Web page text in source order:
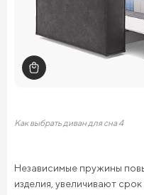
Как выбрать диван для сна 4
Независимые пружины
изделия, увеличивают